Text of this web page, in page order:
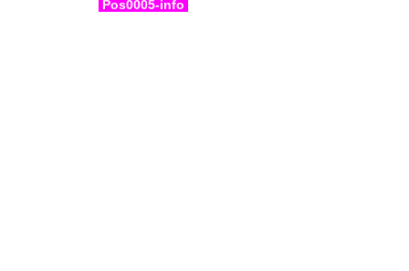
Pos0005-info